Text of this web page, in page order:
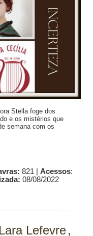
Stella foge dos
e os mistérios que
semana com os
821 | Acessos:
08/08/2022
Lara Lefevre,